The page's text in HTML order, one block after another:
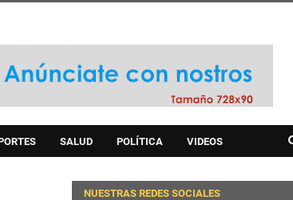
SALUD POLÍTICA VIDEOS
NUESTRAS REDES SOCIALES